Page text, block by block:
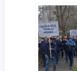
možete
preko
mjesečno